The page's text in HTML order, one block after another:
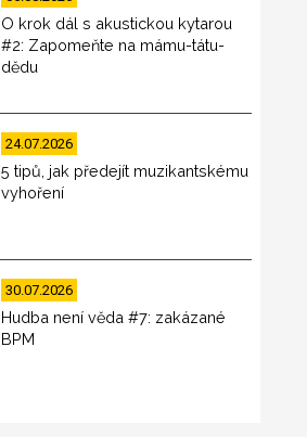
O krok dál s akustickou kytarou
#2: Zapomeňte na mámu-tátu-
dědu
24.07.2026
5 tipů, jak předejít muzikantskému
vyhoření
30.07.2026
Hudba není věda #7: zakázané
BPM